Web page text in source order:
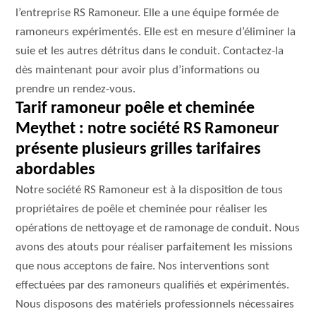
l’entreprise RS Ramoneur. Elle a une équipe formée de
ramoneurs expérimentés. Elle est en mesure d’éliminer la
suie et les autres détritus dans le conduit. Contactez-la
dès maintenant pour avoir plus d’informations ou
prendre un rendez-vous.
Tarif ramoneur poêle et cheminée
Meythet : notre société RS Ramoneur
présente plusieurs grilles tarifaires
abordables
Notre société RS Ramoneur est à la disposition de tous
propriétaires de poêle et cheminée pour réaliser les
opérations de nettoyage et de ramonage de conduit. Nous
avons des atouts pour réaliser parfaitement les missions
que nous acceptons de faire. Nos interventions sont
effectuées par des ramoneurs qualifiés et expérimentés.
Nous disposons des matériels professionnels nécessaires